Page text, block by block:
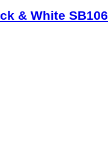
& White SB106